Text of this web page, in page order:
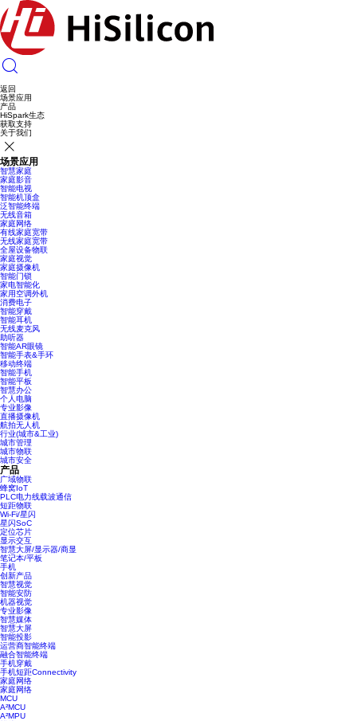
返回
场景应用
产品
HiSpark生态
获取支持
关于我们
场景应用
智慧家庭
家庭影音
智能电视
智能机顶盒
泛智能终端
无线音箱
家庭网络
有线家庭宽带
无线家庭宽带
全屋设备物联
家庭视觉
家庭摄像机
智能门锁
家电智能化
家用空调外机
消费电子
智能穿戴
智能耳机
无线麦克风
助听器
智能AR眼镜
智能手表&手环
移动终端
智能手机
智能平板
智慧办公
个人电脑
专业影像
直播摄像机
航拍无人机
行业(城市&工业)
城市管理
城市物联
城市安全
产品
广域物联
蜂窝IoT
PLC电力线载波通信
短距物联
Wi-Fi/星闪
星闪SoC
定位芯片
显示交互
智慧大屏/显示器/商显
笔记本/平板
手机
创新产品
智慧视觉
智能安防
机器视觉
专业影像
智慧媒体
智慧大屏
智能投影
运营商智能终端
融合智能终端
手机穿戴
手机短距Connectivity
家庭网络
家庭网络
MCU
A²MCU
A²MPU